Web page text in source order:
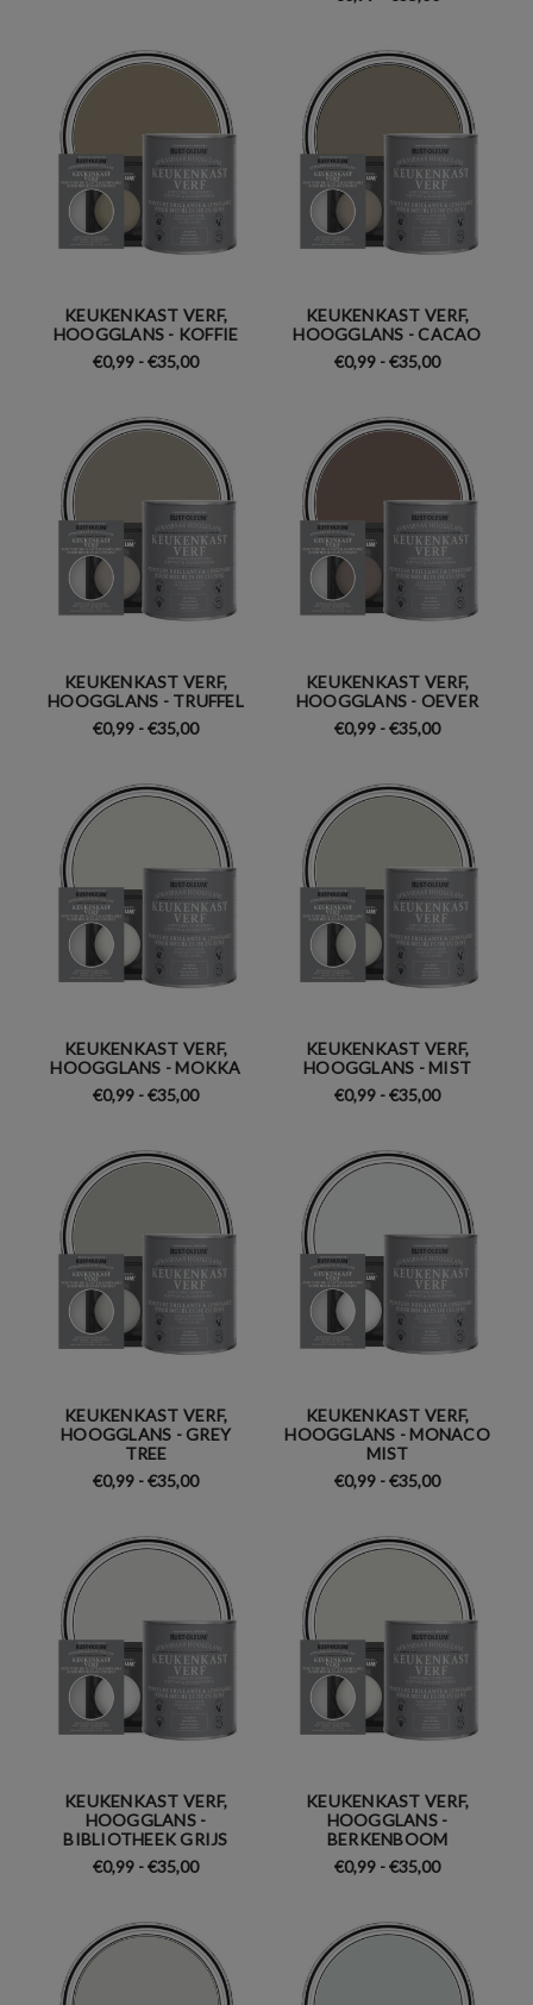
KEUKENKAST VERF,
HOOGGLANS - KOFFIE
€0,99 - €35,00
KEUKENKAST VERF,
HOOGGLANS - CACAO
€0,99 - €35,00
KEUKENKAST VERF,
HOOGGLANS - TRUFFEL
€0,99 - €35,00
KEUKENKAST VERF,
HOOGGLANS - OEVER
€0,99 - €35,00
KEUKENKAST VERF,
HOOGGLANS - MOKKA
€0,99 - €35,00
KEUKENKAST VERF,
HOOGGLANS - MIST
€0,99 - €35,00
KEUKENKAST VERF,
HOOGGLANS - GREY
TREE
€0,99 - €35,00
KEUKENKAST VERF,
HOOGGLANS - MONACO
MIST
€0,99 - €35,00
KEUKENKAST VERF,
HOOGGLANS -
BIBLIOTHEEK GRIJS
€0,99 - €35,00
KEUKENKAST VERF,
HOOGGLANS -
BERKENBOOM
€0,99 - €35,00